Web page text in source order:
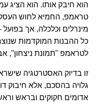
הוא חיבק אותו. הוא
טראמפ, החמיא לחוש העסקי
מינרלים וכלכלה, אך
כל ההבנות המוקדמות
לטראמפ "תמונת ניצחון",
זו בדיוק האסטרטגיה
גלויה בהסכם, אלא חיבוק
אדומים חקוקים ובראש